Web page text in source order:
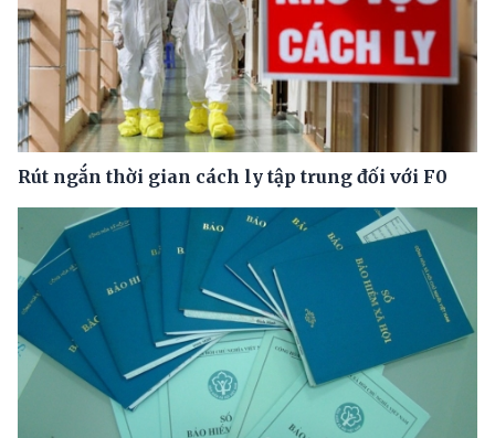
Rút ngắn thời gian cách ly tập trung đối với F0